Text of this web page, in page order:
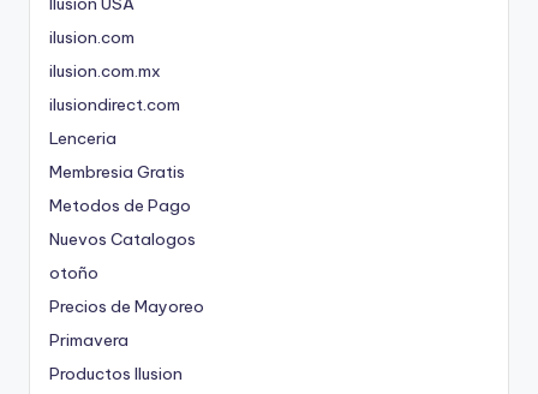
ilusion.com
ilusion.com.mx
ilusiondirect.com
Lenceria
Membresia Gratis
Metodos de Pago
Nuevos Catalogos
otoño
Precios de Mayoreo
Primavera
Productos Ilusion